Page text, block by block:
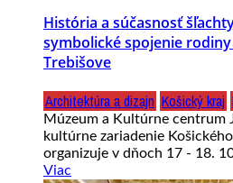
História a súčasnosť
symbolické spojenie
Trebišove
Architektúra a dizajn Košický kraj
Múzeum a Kultúrne centrum
kultúrne zariadenie
organizuje v dňoch 17 - 18.
Viac